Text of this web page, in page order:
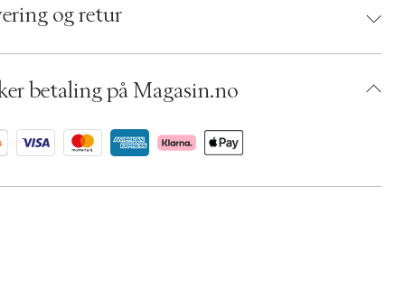
5710441448389
06788577
og retur
betaling på Magasin.no